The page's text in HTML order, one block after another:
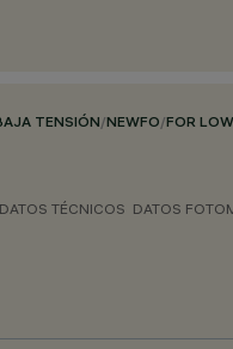
TENSIÓN/NEWFO/FOR
DATOS TÉCNICOS DATOS